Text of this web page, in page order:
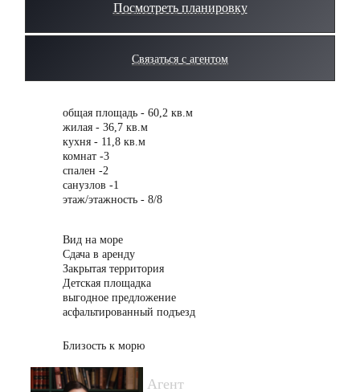
Посмотреть планировку
Связаться с агентом
общая площадь - 60,2 кв.м
жилая - 36,7 кв.м
кухня - 11,8 кв.м
комнат -3
спален -2
санузлов -1
этаж/этажность - 8/8
Вид на море
Сдача в аренду
Закрытая территория
Детская площадка
выгодное предложение
асфальтированный подъезд
Близость к морю
Агент